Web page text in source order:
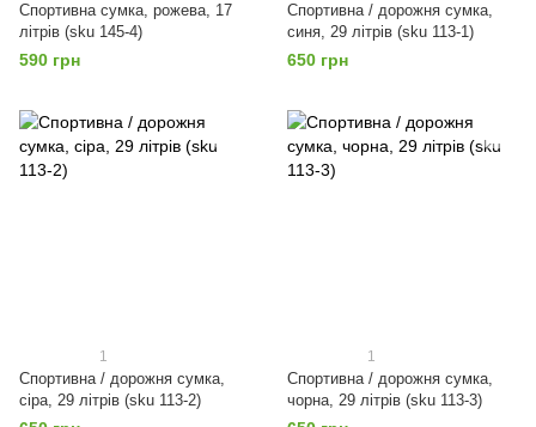
Спортивна сумка, рожева, 17
літрів (sku 145-4)
590 грн
Спортивна / дорожня сумка,
синя, 29 літрів (sku 113-1)
650 грн
1
Спортивна / дорожня сумка,
сіра, 29 літрів (sku 113-2)
1
Спортивна / дорожня сумка,
чорна, 29 літрів (sku 113-3)